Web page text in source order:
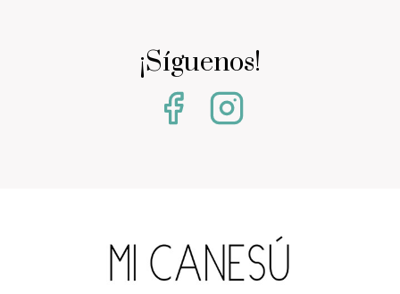
¡Síguenos!